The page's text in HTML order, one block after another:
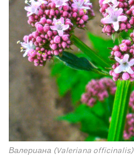
Валериана (Valeriana officinalis)